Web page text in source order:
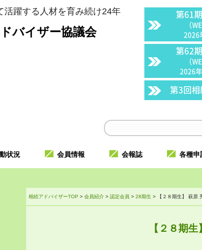
活躍する人材を育み続け24年
バイザー協議会
第61
（
2026
第62
（
2026
第3回
状況 会員情報 会報誌 各種申
相続アドバイザーTOP > 会員紹介 > 認定会員 > 28期生 > 【２８期生】 萩原
【２８期